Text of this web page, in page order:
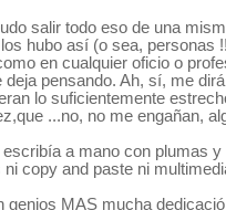
salir todo eso de una
hubo así (o sea, personas
en cualquier oficio o
deja pensando. Ah, sí, me
lo suficientemente
...no, no me engañan,
a mano con plumas y
ni copy and paste ni
genios MAS mucha